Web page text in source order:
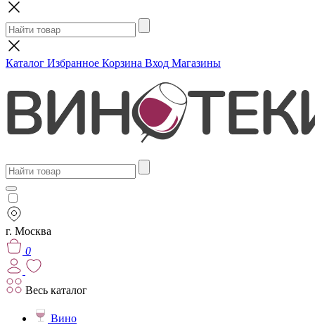
Каталог Избранное Корзина Вход Магазины
г. Москва
0
Весь каталог
Вино